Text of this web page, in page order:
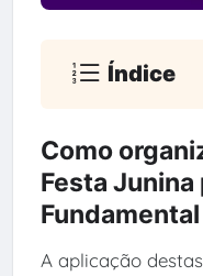
Índice
Como
Festa Junina
Fundamental
A aplicação